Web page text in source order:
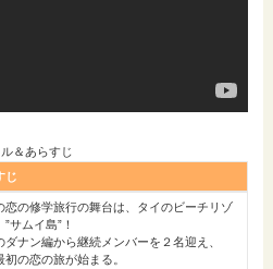
＆あらすじ
じ
恋の修学旅行の舞台は、タイのビーチリゾ
”サムイ島”！
ダナン編から継続メンバーを２名迎え、
初の恋の旅が始まる。